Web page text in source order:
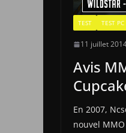
TEST TEST PC
11 juillet
Avis
En 2007,
nouvel